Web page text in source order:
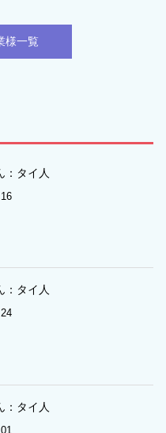
様一覧
：タイ人
：タイ人
：タイ人